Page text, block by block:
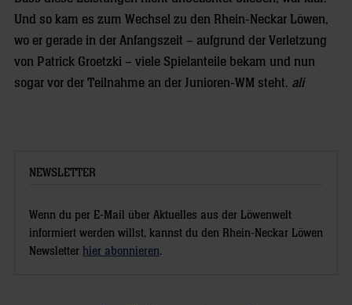
Und so kam es zum Wechsel zu den Rhein-Neckar Löwen,
wo er gerade in der Anfangszeit – aufgrund der Verletzung
von Patrick Groetzki – viele Spielanteile bekam und nun
sogar vor der Teilnahme an der Junioren-WM steht. ali
NEWSLETTER
Wenn du per E-Mail über Aktuelles aus der Löwenwelt
informiert werden willst, kannst du den Rhein-Neckar Löwen
Newsletter hier abonnieren.